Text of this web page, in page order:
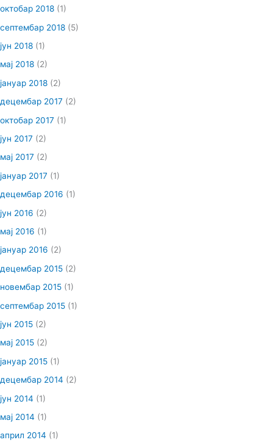
октобар 2018 (1)
септембар 2018 (5)
јун 2018 (1)
мај 2018 (2)
јануар 2018 (2)
децембар 2017 (2)
октобар 2017 (1)
јун 2017 (2)
мај 2017 (2)
јануар 2017 (1)
децембар 2016 (1)
јун 2016 (2)
мај 2016 (1)
јануар 2016 (2)
децембар 2015 (2)
новембар 2015 (1)
септембар 2015 (1)
јун 2015 (2)
мај 2015 (2)
јануар 2015 (1)
децембар 2014 (2)
јун 2014 (1)
мај 2014 (1)
април 2014 (1)